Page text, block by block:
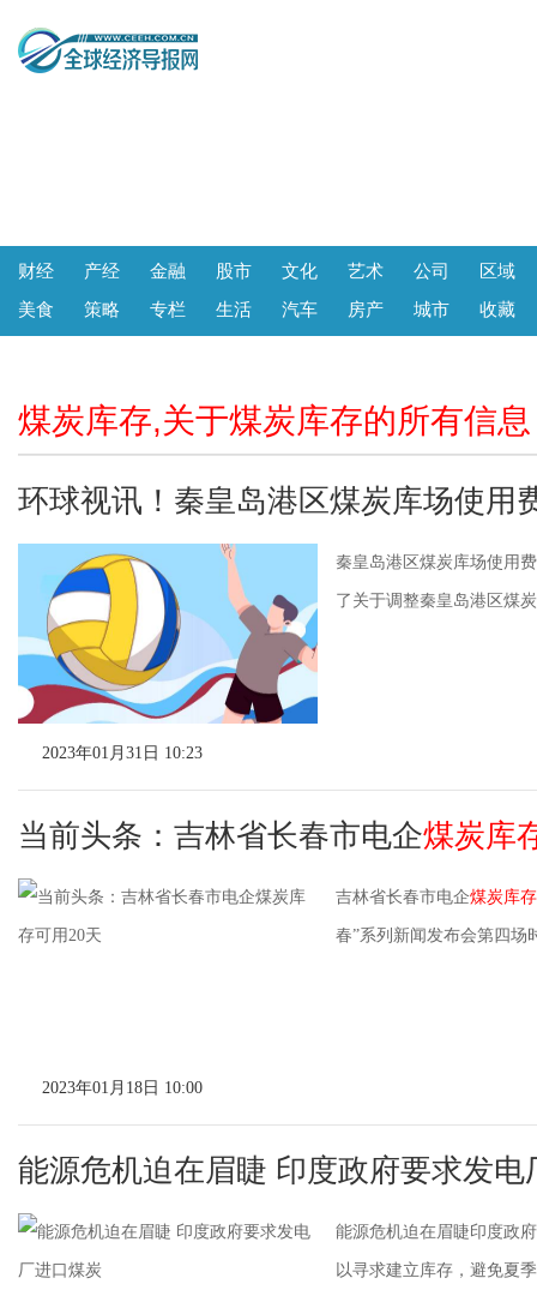
财经 产经 金融 股市 文化 艺术 公司
区域
美食
策略 专栏 生活 汽车 房产 城市 收藏
煤炭库存,关于煤炭库存的所有信息
环球视讯！秦皇岛港区煤炭库场使用
秦皇岛港区煤炭库场使用
了关于调整秦皇岛港区煤
2023年01月31日 10:23
当前头条：吉林省长春市电企煤炭库
吉林省长春市电企煤炭库存
春”系列新闻发布会第四场
2023年01月18日 10:00
能源危机迫在眉睫 印度政府要求发电
能源危机迫在眉睫印度政
以寻求建立库存，避免夏